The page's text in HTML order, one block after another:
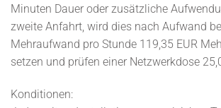
Minuten Dauer oder zusätzliche
zweite Anfahrt, wird dies nach Aufwand
Mehraufwand pro Stunde 119,35 EUR
setzen und prüfen einer Netzwerkdose
Konditionen: